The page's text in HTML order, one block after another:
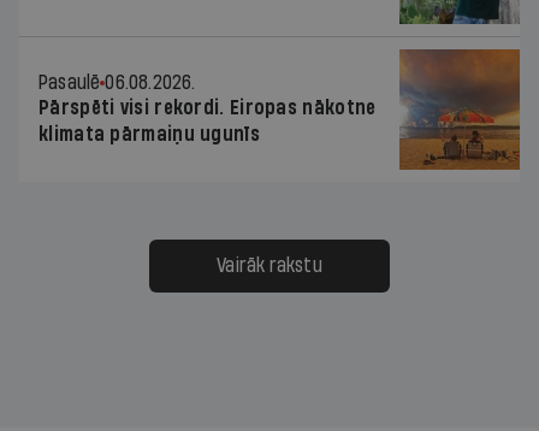
Pasaulē 06.08.2026.
Pārspēti visi rekordi. Eiropas nākotne
klimata pārmaiņu ugunīs
Vairāk rakstu